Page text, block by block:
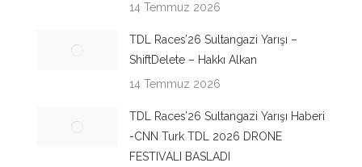
14 Temmuz 2026
TDL Races’26 Sultangazi Yarışı –
ShiftDelete – Hakkı Alkan
14 Temmuz 2026
TDL Races’26 Sultangazi Yarışı Haberi
-CNN Turk TDL 2026 DRONE
FESTIVALI BASLADI